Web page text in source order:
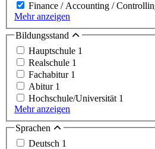
Finance / Accounting /
Mehr anzeigen
Bildungsstand
Hauptschule 1
Realschule 1
Fachabitur 1
Abitur 1
Hochschule/Universität 1
Mehr anzeigen
Sprachen
Deutsch 1